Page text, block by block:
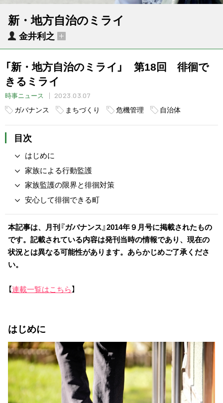
新・地方自治のミライ
金井利之
「新・地方自治のミライ」 第18回 徘徊で
きるミライ
時事ニュース
2023.03.07
ガバナンス
まちづくり 危機管理 自治体
目次
はじめに
家族による行動監護
家族監護の限界と徘徊対策
安心して徘徊できる町
本記事は、月刊『ガバナンス』2014年９月号に掲載されたもの
です。記載されている内容は発刊当時の情報であり、現在の
状況とは異なる可能性があります。あらかじめご了承くださ
い。
【連載一覧はこちら】
はじめに